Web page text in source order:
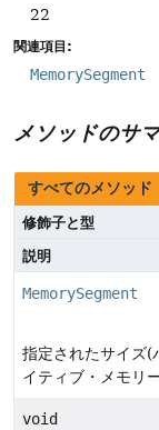
22
関連項目:
MemorySegment
メソッドのサ
すべてのメソッド
修飾子と型
説明
MemorySegment
指定されたサイズ(
イティブ・メモリ
void